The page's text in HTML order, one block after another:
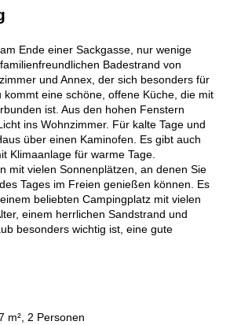
Ende einer Sackgasse, nur wenige
Badestrand von
und Annex, der sich besonders für
kommt eine schöne, offene Küche, die mit
ist. Aus den hohen Fenstern
ins Wohnzimmer. Für kalte Tage und
über einen Kaminofen. Es gibt auch
Klimaanlage für warme Tage.
mit vielen Sonnenplätzen, an denen Sie
Tages im Freien genießen können. Es
beliebten Campingplatz mit vielen
einem herrlichen Sandstrand und
besonders wichtig ist, eine gute
m², 2 Personen